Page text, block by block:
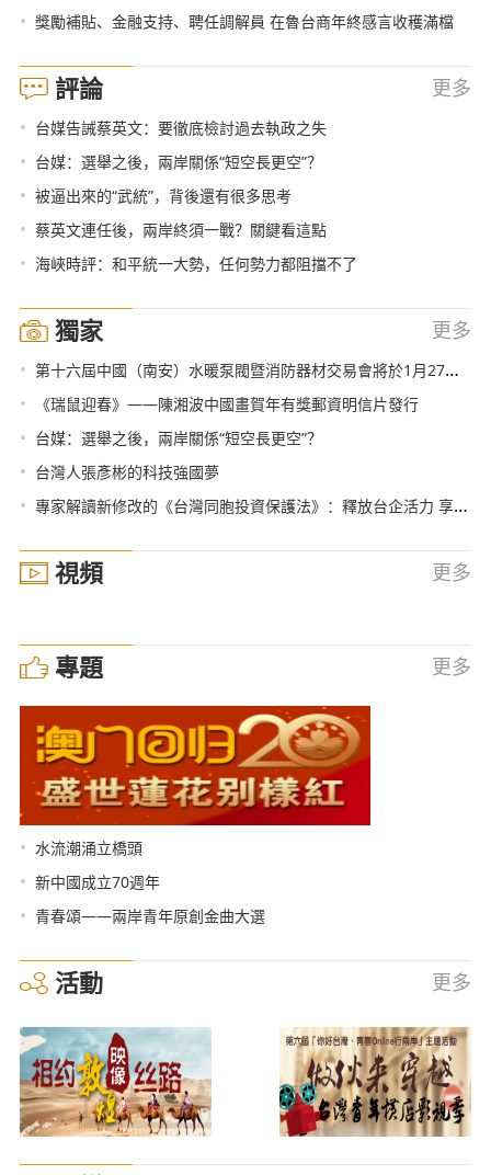
• 獎勵補貼、金融支持、聘任調解員 在魯台商年終感言收穫滿檔
評論 更多
• 台媒告誡蔡英文：要徹底檢討過去執政之失
• 台媒：選舉之後，兩岸關係“短空長更空”？
• 被逼出來的“武統”，背後還有很多思考
• 蔡英文連任後，兩岸終須一戰？關鍵看這點
• 海峽時評：和平統一大勢，任何勢力都阻擋不了
獨家 更多
• 第十六屆中國（南安）水暖泵閥暨消防器材交易會將於1月27日-29日舉行
• 《瑞鼠迎春》——陳湘波中國畫賀年有獎郵資明信片發行
• 台媒：選舉之後，兩岸關係“短空長更空”？
• 台灣人張彥彬的科技強國夢
• 專家解讀新修改的《台灣同胞投資保護法》：釋放台企活力 享受同等待遇
視頻 更多
專題 更多
• 水流潮涌立橋頭
• 新中國成立70週年
• 青春頌——兩岸青年原創金曲大選
活動 更多